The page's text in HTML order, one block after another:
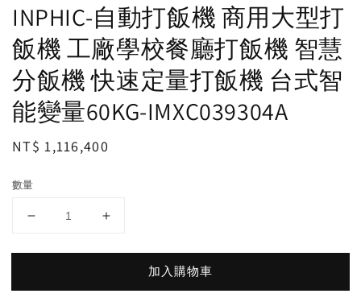
INPHIC-自動打飯機 商用大型打
飯機 工廠學校餐廳打飯機 智慧
分飯機 快速定量打飯機 台式智
能變量60KG-IMXC039304A
Regular
NT$ 1,116,400
數量
加入購物車